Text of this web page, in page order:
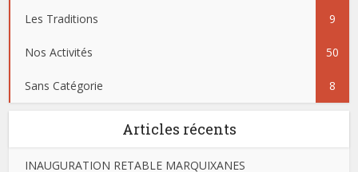
Les Traditions 9
Nos Activités 50
Sans Catégorie 8
Articles récents
INAUGURATION RETABLE MARQUIXANES